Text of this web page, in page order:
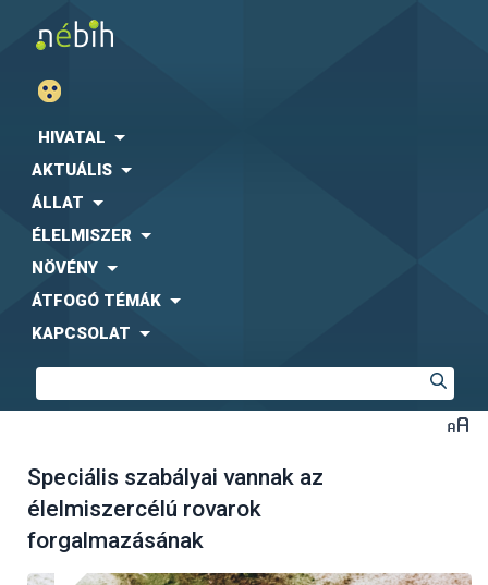
HIVATAL
AKTUÁLIS
ÁLLAT
ÉLELMISZER
NÖVÉNY
ÁTFOGÓ TÉMÁK
KAPCSOLAT
Speciális szabályai vannak az
élelmiszercélú rovarok
forgalmazásának